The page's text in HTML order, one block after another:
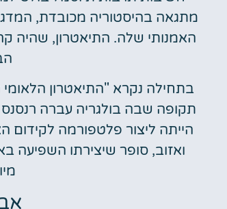
מתגאה בהיסטוריה מכובדת,
האמנותי שלה. התיאטרון, שהיה
בתחילה נקרא "התיאטרון
תקופה שבה בולגריה עברה
ואזוב, סופר שיצירתו השפיעה